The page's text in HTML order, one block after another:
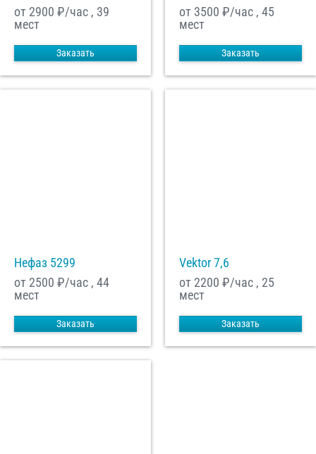
от 2900 ₽/час , 39
мест
Заказать
от 3500 ₽/час , 45
мест
Заказать
Нефаз 5299
от 2500 ₽/час , 44
мест
Заказать
Vektor 7,6
от 2200 ₽/час , 25
мест
Заказать